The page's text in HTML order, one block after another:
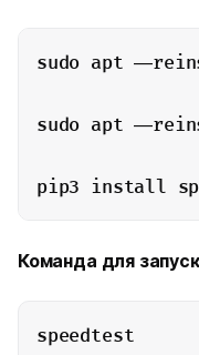
sudo apt
sudo apt
pip3 install
Команда для
speedtest